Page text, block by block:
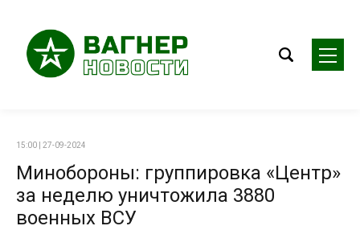
15:00 | 27-09-2024
Минобороны: группировка «Центр»
за неделю уничтожила 3880
военных ВСУ